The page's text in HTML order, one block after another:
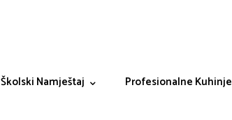
Školski Namještaj Profesionalne Kuhinje